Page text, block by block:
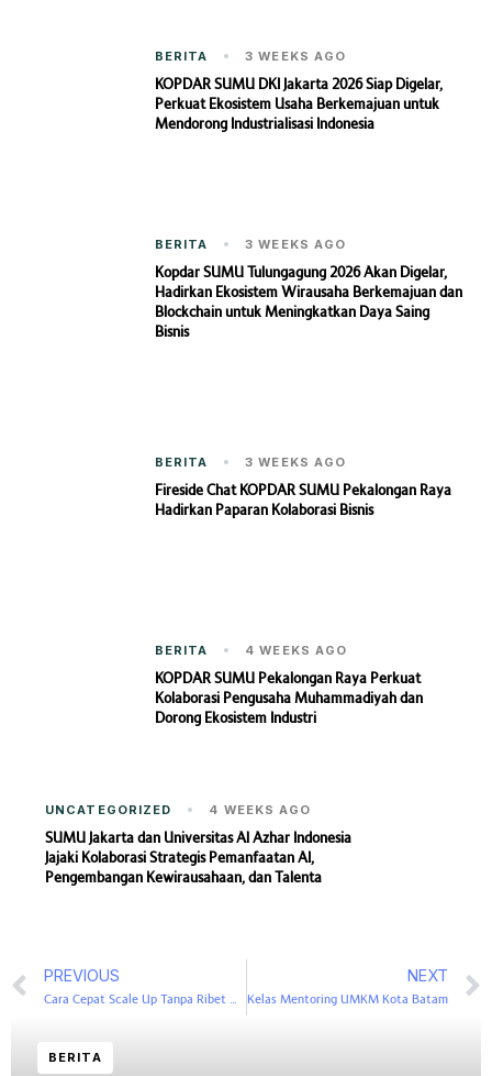
BERITA 3 WEEKS AGO
KOPDAR SUMU DKI Jakarta 2026 Siap Digelar,
Perkuat Ekosistem Usaha Berkemajuan untuk
Mendorong Industrialisasi Indonesia
BERITA 3 WEEKS AGO
Kopdar SUMU Tulungagung 2026 Akan Digelar,
Hadirkan Ekosistem Wirausaha Berkemajuan dan
Blockchain untuk Meningkatkan Daya Saing
Bisnis
BERITA 3 WEEKS AGO
Fireside Chat KOPDAR SUMU Pekalongan Raya
Hadirkan Paparan Kolaborasi Bisnis
BERITA 4 WEEKS AGO
KOPDAR SUMU Pekalongan Raya Perkuat
Kolaborasi Pengusaha Muhammadiyah dan
Dorong Ekosistem Industri
UNCATEGORIZED 4 WEEKS AGO
SUMU Jakarta dan Universitas Al Azhar Indonesia
Jajaki Kolaborasi Strategis Pemanfaatan AI,
Pengembangan Kewirausahaan, dan Talenta
PREVIOUS
Cara Cepat Scale Up Tanpa Ribet Mikirin Modal
NEXT
Kelas Mentoring UMKM Kota Batam
BERITA